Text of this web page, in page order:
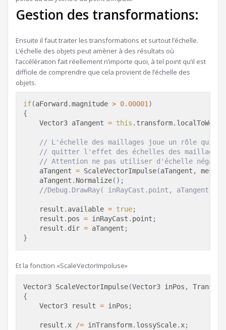
Gestion des transformations:
Ensuite il faut traiter les transformations et surtout l’échelle.
L’échelle des objets peut amèner à des résultats où
l’accélération fait réellement n’importe quoi, à tel point qu’il est
difficile de comprendre que cela provient de l’échelle des
objets.
if(aForward .magnitude > 0.00001 )
{
Vector3 aTangent = this . transform.
// L'échelle des maillages joue un rôle qui
// quitter l'effet des échelles des maillage,
// Attention ne pas utiliser d'échelle
    aTangent
= ScaleVectorImpulse(aTangent ,
    aTangent
. Normalize( ) ;
//Debug.DrawRay( inRayCast.point, aTangent,
    result
. available = true;
    result
. pos = inRayCast . point ;
    result
. dir = aTangent ;
}
Et la fonction «ScaleVectorImpoluse»
Vector3 ScaleVectorImpulse(Vector3 inPos ,
{
Vector3 result = inPos ;
    result
. x /= inTransform. lossyScale. x;